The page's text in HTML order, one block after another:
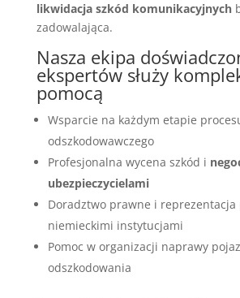
likwidacja szkód komunikacyjnych
zadowalająca.
Nasza ekipa
ekspertów służy
pomocą
Wsparcie na każdym etapie
odszkodowawczego
Profesjonalna wycena szkód i
ubezpieczycielami
Doradztwo prawne i reprezentacja
niemieckimi instytucjami
Pomoc w organizacji naprawy
odszkodowania